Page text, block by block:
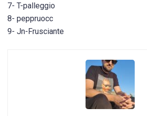
7- T-palleggio
8- peppruocc
9- Jn-Frusciante